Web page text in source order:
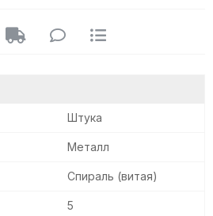
Штука
Металл
Спираль (витая)
5